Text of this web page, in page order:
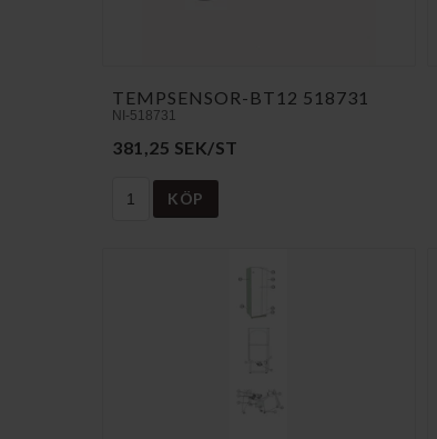
TEMPSENSOR-BT12 518731
NI-518731
381,25 SEK/ST
KÖP